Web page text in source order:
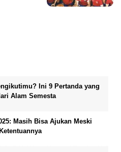
Ini 9 Pertanda yang
Alam Semesta
Masih Bisa Ajukan Meski